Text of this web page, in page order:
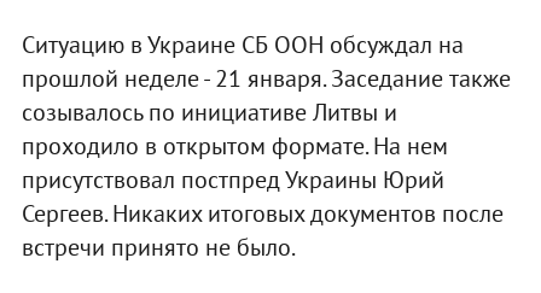
Ситуацию в Украине СБ ООН обсуждал на
прошлой неделе - 21 января. Заседание также
созывалось по инициативе Литвы и
проходило в открытом формате. На нем
присутствовал постпред Украины Юрий
Сергеев. Никаких итоговых документов после
встречи принято не было.